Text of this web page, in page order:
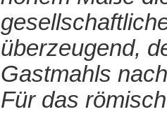
überzeugend,
Gastmahls
Für das